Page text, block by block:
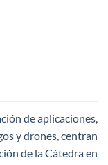
de aplicaciones,
y drones, centran
de la Cátedra en